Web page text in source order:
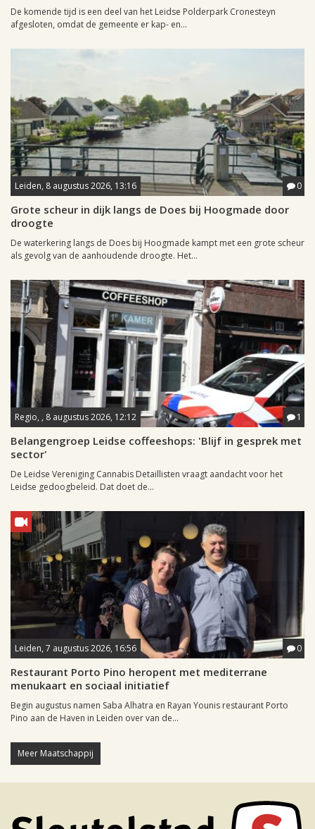
De komende tijd is een deel van het Leidse Polderpark Cronesteyn
afgesloten, omdat de gemeente er kap- en...
Leiden, 8 augustus 2026, 13:16 0
Grote scheur in dijk langs de Does bij Hoogmade door
droogte
De waterkering langs de Does bij Hoogmade kampt met een grote scheur
als gevolg van de aanhoudende droogte. Het...
Regio, , 8 augustus 2026, 12:12 1
Belangengroep Leidse coffeeshops: 'Blijf in gesprek met
sector'
De Leidse Vereniging Cannabis Detaillisten vraagt aandacht voor het
Leidse gedoogbeleid. Dat doet de...
Leiden, 7 augustus 2026, 16:56 0
Restaurant Porto Pino heropent met mediterrane
menukaart en sociaal initiatief
Begin augustus namen Saba Alhatra en Rayan Younis restaurant Porto
Pino aan de Haven in Leiden over van de...
Meer Maatschappij